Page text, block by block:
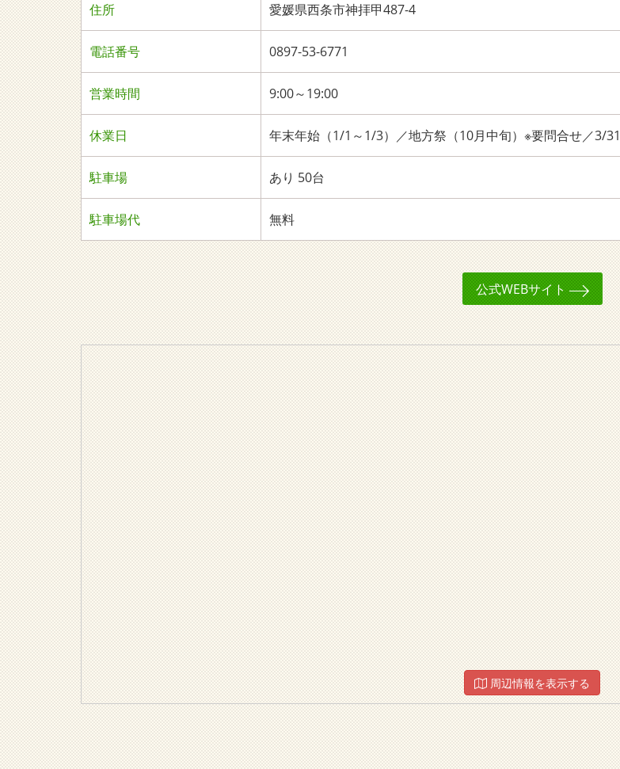
住所 愛媛県西条市神拝甲487-4
電話番号 0897-53-6771
営業時間 9:00～19:00
休業日 年末年始（1/1～1/3）／地方祭（10月中旬）※要問合せ／3/31
駐車場 あり 50台
駐車場代 無料
公式WEBサイト
周辺情報を表示する